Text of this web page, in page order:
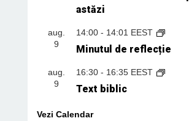
astăzi
aug.
9
14:00- 14:01 EEST
Minutul de reflecție
aug.
9
16:30- 16:35 EEST
Text biblic
Vezi Calendar